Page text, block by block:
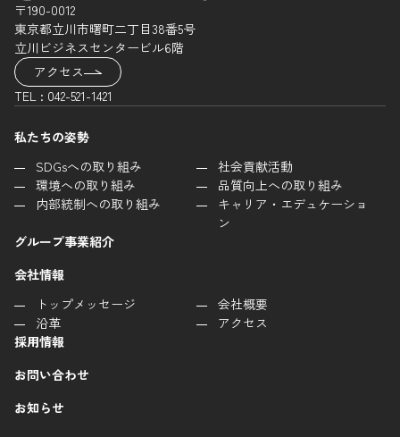
〒190-0012
東京都立川市曙町二丁目38番5号
立川ビジネスセンタービル6階
アクセス
TEL : 042-521-1421
私たちの姿勢
SDGsへの取り組み
社会貢献活動
環境への取り組み
品質向上への取り組み
内部統制への取り組み
キャリア・エデュケーショ
ン
グループ事業紹介
会社情報
トップメッセージ
会社概要
沿革
アクセス
採用情報
お問い合わせ
お知らせ